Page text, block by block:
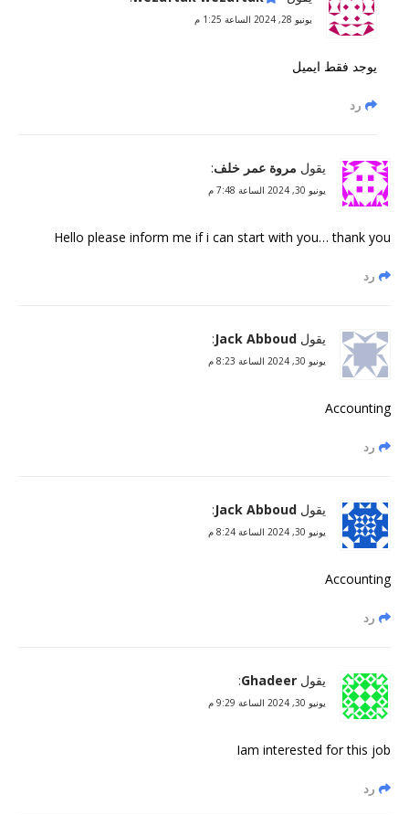
يونيو 28, 2024 الساعة 1:25 م
يوجد فقط ايميل
رد
يقول مروة عمر خلف:
يونيو 30, 2024 الساعة 7:48 م
Hello please inform me if i can start with you… thank you
رد
يقول Jack Abboud
:
يونيو 30, 2024 الساعة 8:23 م
Accounting
رد
يقول Jack Abboud
:
يونيو 30, 2024 الساعة 8:24 م
Accounting
رد
يقول Ghadeer
:
يونيو 30, 2024 الساعة 9:29 م
Iam interested for this job
رد